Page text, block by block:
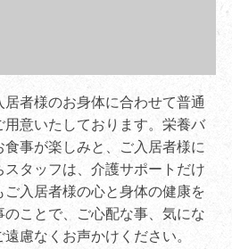
者様のお身体に合わせて普通
意いたしております。栄養バ
事が楽しみと、ご入居者様に
スタッフは、介護サポートだけ
入居者様の心と身体の健康を
ことで、ご心配な事、気にな
慮なくお声かけください。